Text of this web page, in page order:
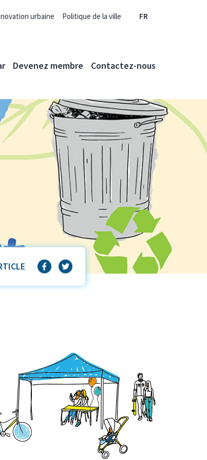
urbaine Politique de la ville FR
Devenez membre Contactez-nous